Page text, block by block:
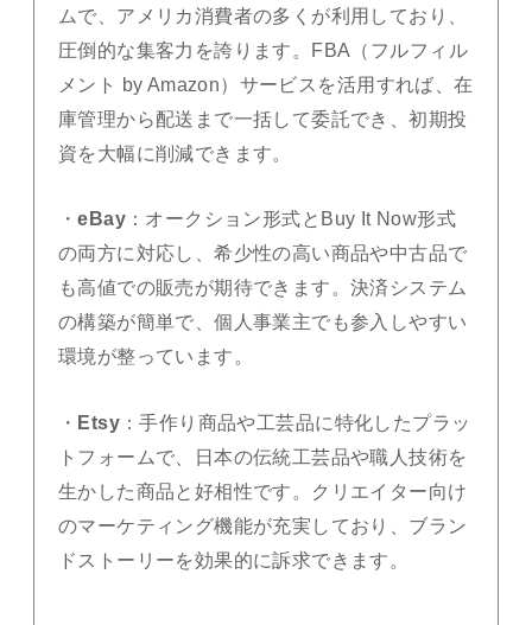
ムで、アメリカ消費者の多くが利用しており、
圧倒的な集客力を誇ります。FBA（フルフィル
メント by Amazon）サービスを活用すれば、在
庫管理から配送まで一括して委託でき、初期投
資を大幅に削減できます。
・eBay：オークション形式とBuy It Now形式
の両方に対応し、希少性の高い商品や中古品で
も高値での販売が期待できます。決済システム
の構築が簡単で、個人事業主でも参入しやすい
環境が整っています。
・ Etsy：手作り商品や工芸品に特化したプラッ
トフォームで、日本の伝統工芸品や職人技術を
生かした商品と好相性です。クリエイター向け
のマーケティング機能が充実しており、ブラン
ドストーリーを効果的に訴求できます。